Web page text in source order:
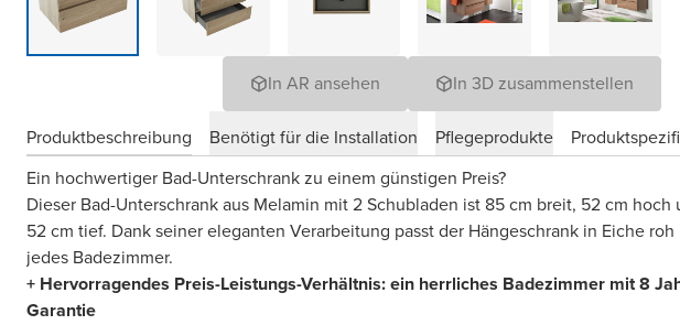
In AR ansehen In 3D zusammenstellen
Produktbeschreibung Benötigt für die Installation Pflegeprodukte
Ein hochwertiger Bad-Unterschrank zu einem günstigen Preis?
Dieser Bad-Unterschrank aus Melamin mit 2 Schubladen ist 85 cm breit, 52 cm hoch
52 cm tief. Dank seiner eleganten Verarbeitung passt der Hängeschrank in Eiche roh
jedes Badezimmer.
+ Hervorragendes Preis-Leistungs-Verhältnis: ein herrliches Badezimmer mit 8
Garantie